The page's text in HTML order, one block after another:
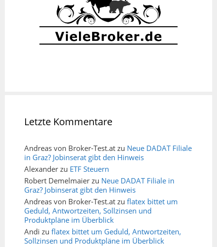
Letzte Kommentare
Andreas von Broker-Test.at zu Neue DADAT Filiale
in Graz? Jobinserat gibt den Hinweis
Alexander zu ETF Steuern
Robert Demelmaier zu Neue DADAT Filiale in
Graz? Jobinserat gibt den Hinweis
Andreas von Broker-Test.at zu flatex bittet um
Geduld, Antwortzeiten, Sollzinsen und
Produktpläne im Überblick
Andi zu flatex bittet um Geduld, Antwortzeiten,
Sollzinsen und Produktpläne im Überblick